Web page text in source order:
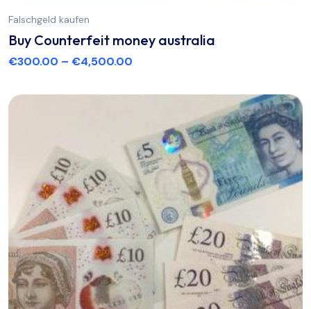
Falschgeld kaufen
Buy Counterfeit money australia
€300.00 – €4,500.00